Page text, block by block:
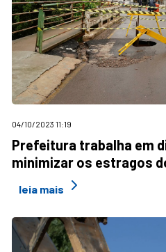
04/10/2023 11:19
Prefeitura trabalha em
minimizar os estragos
leia mais